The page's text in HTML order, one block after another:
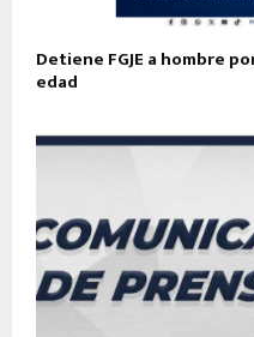
Detiene FGJE a hombre
edad